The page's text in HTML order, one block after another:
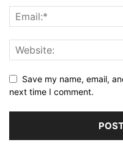
Save my name, email,
next time I comment.